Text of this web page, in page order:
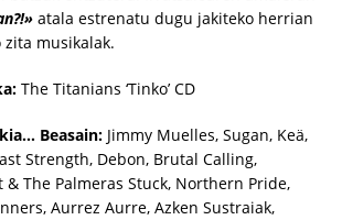
atala estrenatu dugu jakiteko herrian
musikalak.
The Titanians ‘Tinko’ CD
Beasain: Jimmy Muelles, Sugan, Keä,
Strength, Debon, Brutal Calling,
& The Palmeras Stuck, Northern Pride,
Aurrez Aurre, Azken Sustraiak,